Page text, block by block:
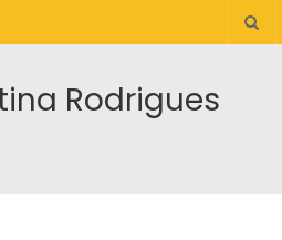
Rodrigues